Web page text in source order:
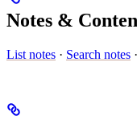
Notes &
List notes · Search notes ·